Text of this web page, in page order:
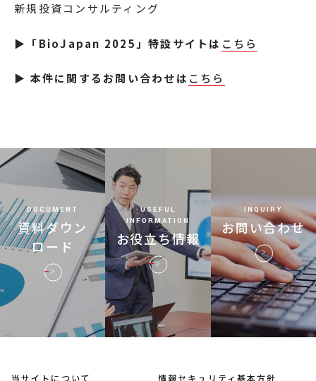
新規投資コンサルティング
▶「BioJapan 2025」特設サイトは こちら
▶ 本件に関するお問い合わせは こちら
DOCUMENT
資料ダウン
ロード
USEFUL
INFORMATION
お役立ち情報
INQUIRY
お問い合わせ
当サイトについて 情報セキュリティ基本方針